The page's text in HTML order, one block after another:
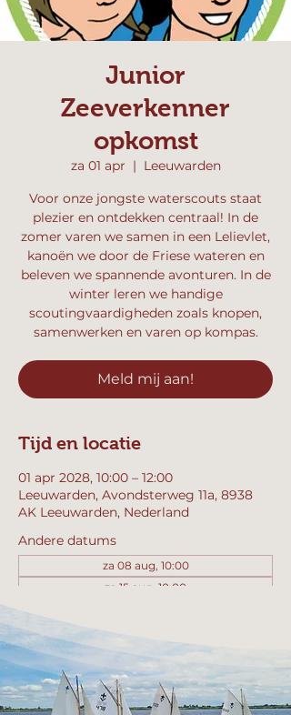
Junior
Zeeverkenner
opkomst
za 01 apr
  |
Leeuwarden
Voor onze jongste waterscouts staat
plezier en ontdekken centraal! In de
zomer varen we samen in een Lelievlet,
kanoën we door de Friese wateren en
beleven we spannende avonturen. In de
winter leren we handige
scoutingvaardigheden zoals knopen,
samenwerken en varen op kompas.
Meld mij aan!
Tijd en locatie
01 apr 2028, 10:00 – 12:00
Leeuwarden, Avondsterweg 11a, 8938
AK Leeuwarden, Nederland
Andere datums
za 08 aug, 10:00
za 15 aug, 10:00
Bekijk alle 358 datums
Meld mij aan!